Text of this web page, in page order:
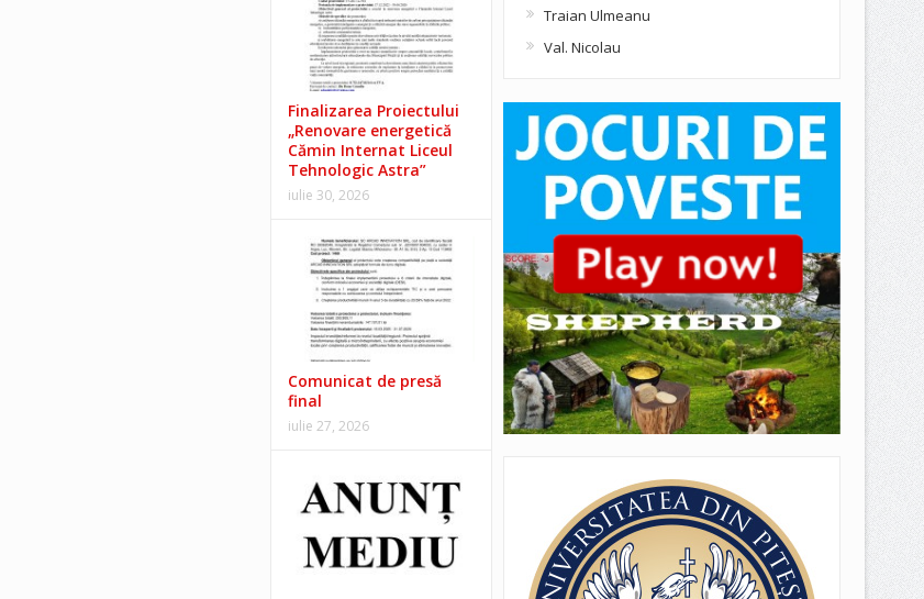
Finalizarea Proiectului
„Renovare energetică
Cămin Internat Liceul
Tehnologic Astra”
iulie 30, 2026
Comunicat de presă
final
iulie 27, 2026
Traian Ulmeanu
Val. Nicolau